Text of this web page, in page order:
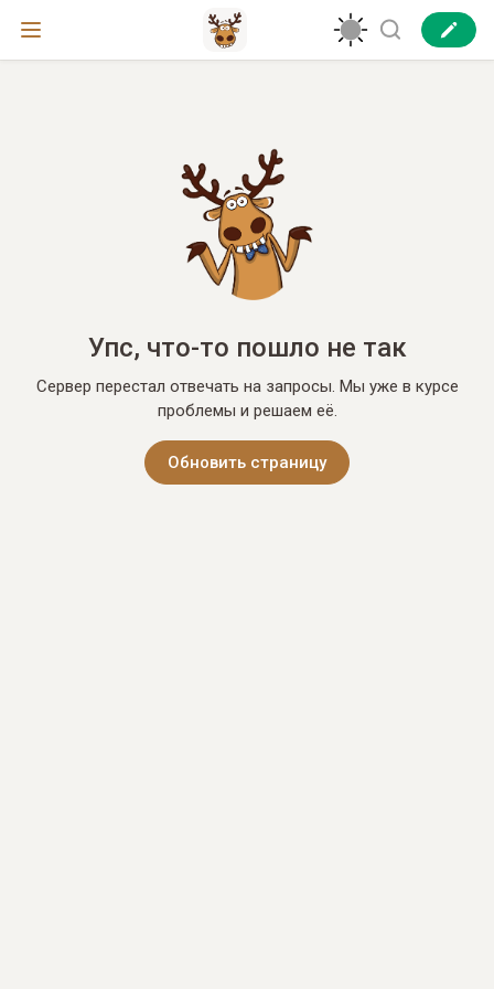
Упс, что-то пошло не так
Сервер перестал отвечать на запросы. Мы уже в курсе
проблемы и решаем её.
Обновить страницу